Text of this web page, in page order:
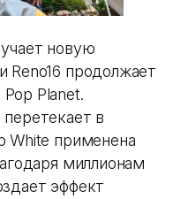
новую
Reno16 продолжает
Planet.
в
White применена
миллионам
эффект